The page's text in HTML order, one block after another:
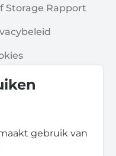
gebruik van
Storage Rapport
Voorwaarde